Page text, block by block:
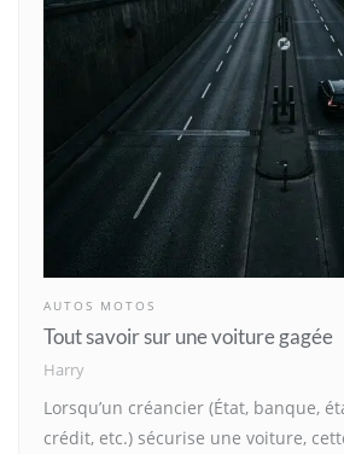
AUTOS MOTOS
Tout savoir sur une voiture gagée
Harry
Lorsqu’un créancier (État, banque,
crédit, etc.) sécurise une voiture,